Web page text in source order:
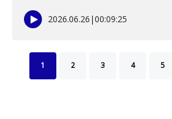
2026.06.26 |00:09:25
1 2 3 4 5